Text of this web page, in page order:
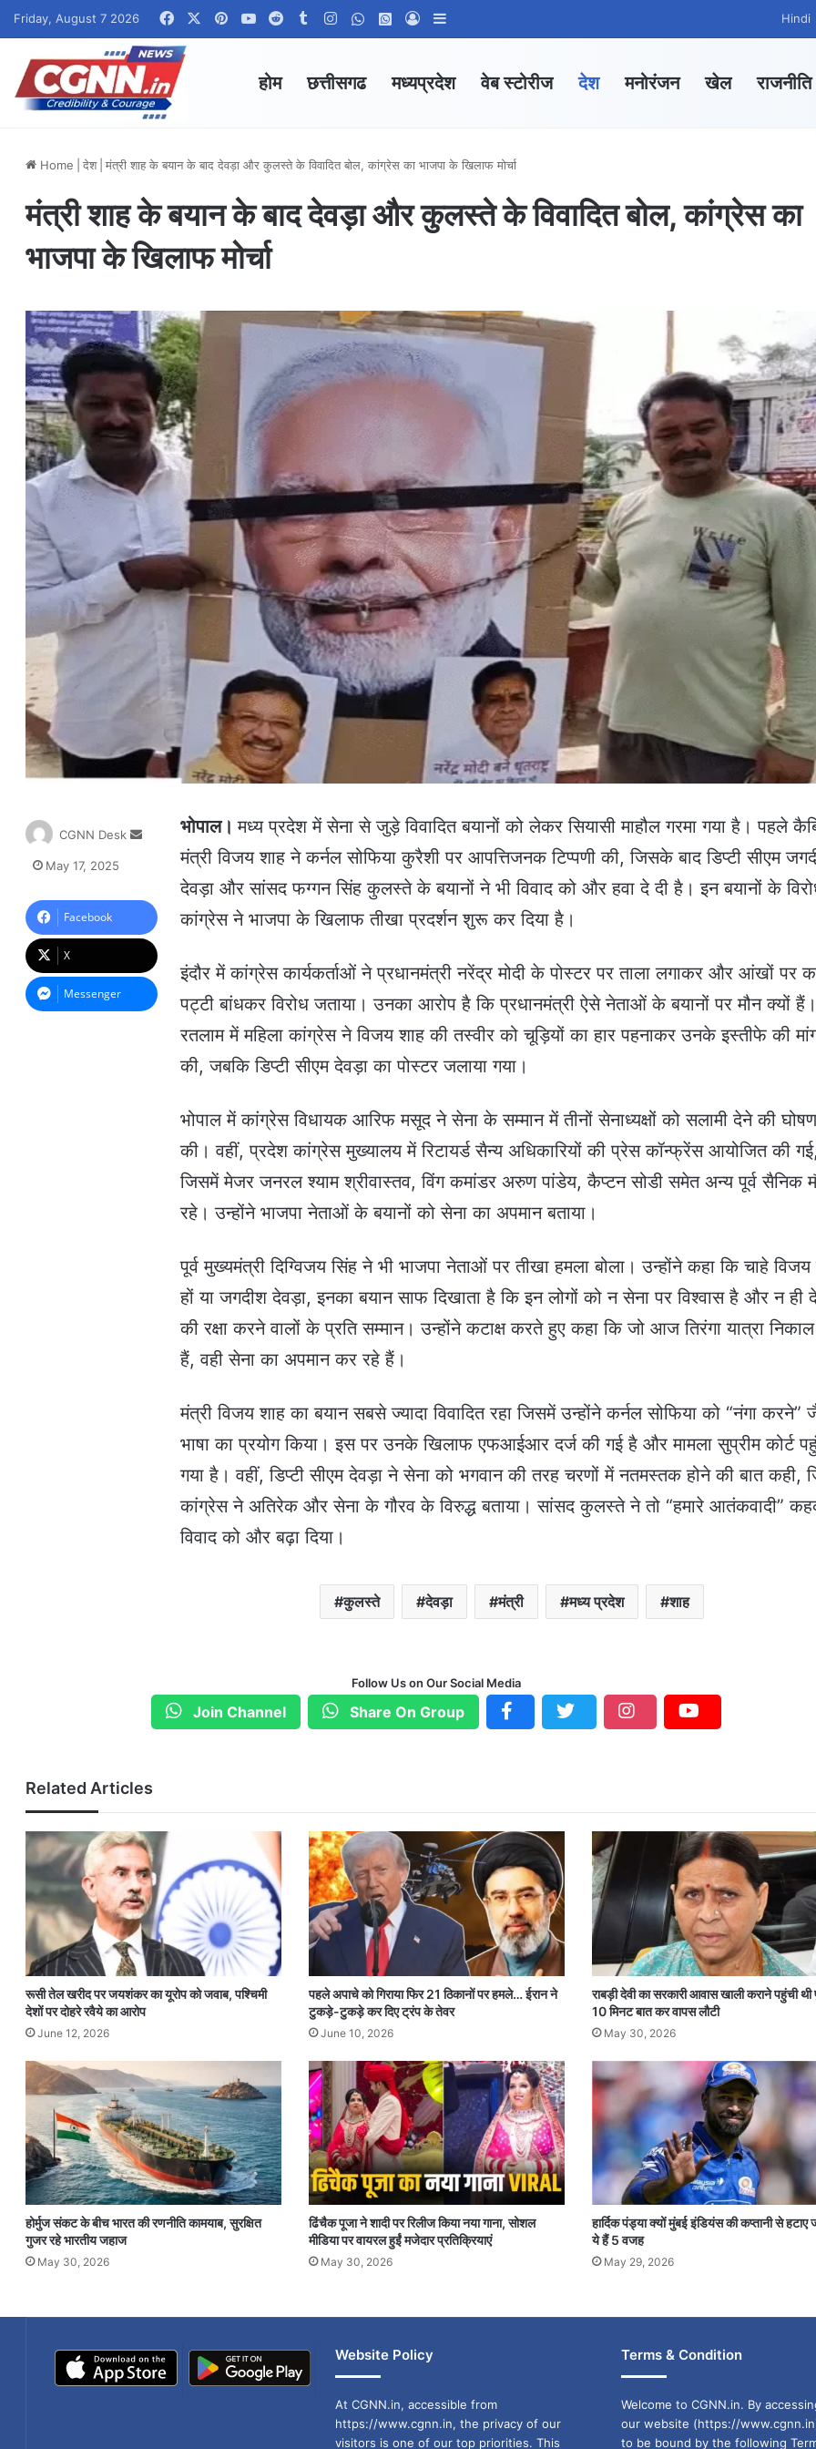
Friday, August 7 2026 FacebookPinterestYouTubeRedditTumblrInstagramWhatsApp Channel
WhatsApp Group
Log In Hindi
होम छत्तीसगढ मध्यप्रदेश वेब स्टोरीज देश मनोरंजन खेल राजनीति
Home देश मंत्री शाह के बयान के बाद देवड़ा और कुलस्ते के विवादित बोल, कांग्रेस का भाजपा के खिलाफ मोर्चा
मंत्री शाह के बयान के बाद देवड़ा और कुलस्ते के विवादित बोल, कांग्रेस का
भाजपा के खिलाफ मोर्चा
भोपाल।मध्य प्रदेश में सेना से जुड़े विवादित बयानों को लेकर सियासी माहौल गरमा गया है। पहले
मंत्री विजय शाह ने कर्नल सोफिया कुरैशी पर आपत्तिजनक टिप्पणी की, जिसके बाद डिप्टी सीएम
देवड़ा और सांसद फग्गन सिंह कुलस्ते के बयानों ने भी विवाद को और हवा दे दी है। इन बयानों के
कांग्रेस ने भाजपा के खिलाफ तीखा प्रदर्शन शुरू कर दिया है।
इंदौर में कांग्रेस कार्यकर्ताओं ने प्रधानमंत्री नरेंद्र मोदी के पोस्टर पर ताला लगाकर और आंखों पर
पट्टी बांधकर विरोध जताया। उनका आरोप है कि प्रधानमंत्री ऐसे नेताओं के बयानों पर मौन क्यों हैं।
रतलाम में महिला कांग्रेस ने विजय शाह की तस्वीर को चूड़ियों का हार पहनाकर उनके इस्तीफे की
की, जबकि डिप्टी सीएम देवड़ा का पोस्टर जलाया गया।
भोपाल में कांग्रेस विधायक आरिफ मसूद ने सेना के सम्मान में तीनों सेनाध्यक्षों को सलामी देने की
की। वहीं, प्रदेश कांग्रेस मुख्यालय में रिटायर्ड सैन्य अधिकारियों की प्रेस कॉन्फ्रेंस आयोजित की गई,
जिसमें मेजर जनरल श्याम श्रीवास्तव, विंग कमांडर अरुण पांडेय, कैप्टन सोडी समेत अन्य पूर्व सैनिक
रहे। उन्होंने भाजपा नेताओं के बयानों को सेना का अपमान बताया।
पूर्व मुख्यमंत्री दिग्विजय सिंह ने भी भाजपा नेताओं पर तीखा हमला बोला। उन्होंने कहा कि चाहे विजय
हों या जगदीश देवड़ा, इनका बयान साफ दिखाता है कि इन लोगों को न सेना पर विश्वास है और न ही
की रक्षा करने वालों के प्रति सम्मान। उन्होंने कटाक्ष करते हुए कहा कि जो आज तिरंगा यात्रा
हैं, वही सेना का अपमान कर रहे हैं।
मंत्री विजय शाह का बयान सबसे ज्यादा विवादित रहा जिसमें उन्होंने कर्नल सोफिया को “नंगा करने”
भाषा का प्रयोग किया। इस पर उनके खिलाफ एफआईआर दर्ज की गई है और मामला सुप्रीम कोर्ट
गया है। वहीं, डिप्टी सीएम देवड़ा ने सेना को भगवान की तरह चरणों में नतमस्तक होने की बात कही,
कांग्रेस ने अतिरेक और सेना के गौरव के विरुद्ध बताया। सांसद कुलस्ते ने तो “हमारे आतंकवादी”
विवाद को और बढ़ा दिया।
कुलस्ते देवड़ा मंत्री मध्य प्रदेश शाह
CGNN Desk
n
m
May 17, 2025
Facebook
X
Messenger
Follow Us on Our Social Media
Join Channel Share On Group
Related Articles
रूसी तेल खरीद पर जयशंकर का यूरोप को जवाब, पश्चिमी
देशों पर दोहरे रवैये का आरोप
June 12, 2026
पहले अपाचे को गिराया फिर 21 ठिकानों पर हमले… ईरान ने
टुकड़े-टुकड़े कर दिए ट्रंप के तेवर
June 10, 2026
राबड़ी देवी का सरकारी आवास खाली कराने पहुंची
10 मिनट बात कर वापस लौटी
May 30, 2026
होर्मुज संकट के बीच भारत की रणनीति कामयाब, सुरक्षित
गुजर रहे भारतीय जहाज
May 30, 2026
ढिंचैक पूजा ने शादी पर रिलीज किया नया गाना, सोशल
मीडिया पर वायरल हुईं मजेदार प्रतिक्रियाएं
May 30, 2026
हार्दिक पंड्या क्यों मुंबई इंडियंस की कप्तानी से हटाए
ये हैं 5 वजह
May 29, 2026
Website Policy
At CGNN.in, accessible from
https://www.cgnn.in, the privacy of our
visitors is one of our top priorities. This
Terms & Condition
Welcome to CGNN.in. By
our website (https://
to be bound by the following